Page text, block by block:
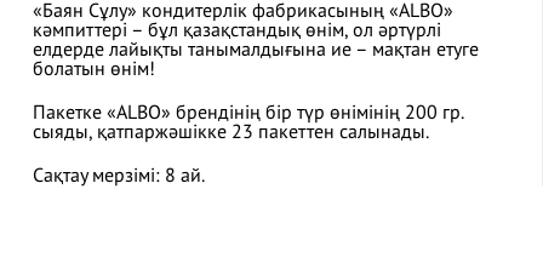
«Баян Сұлу» кондитерлік фабрикасының «ALBO»
кәмпиттері – бұл қазақстандық өнім, ол әртүрлі
елдерде лайықты танымалдығына ие – мақтан етуге
болатын өнім!
Пакетке «ALBO» брендінің бір түр өнімінің 200 гр.
сыяды, қатпаржәшікке 23 пакеттен салынады.
Сақтау мерзімі: 8 ай.